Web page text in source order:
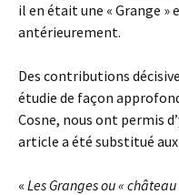
il en était une « Grange »
antérieurement.
Des contributions
étudie de façon
Cosne, nous ont permis
article a été substitué
« Les Granges ou «